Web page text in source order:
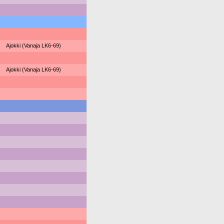
Ajokki (Vanaja LK6-69)
Ajokki (Vanaja LK6-69)